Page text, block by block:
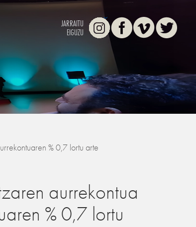
JARRAITU
EIGUZU
Instagram
% 0,7 lortu arte
aurrekontua
% 0,7 lortu